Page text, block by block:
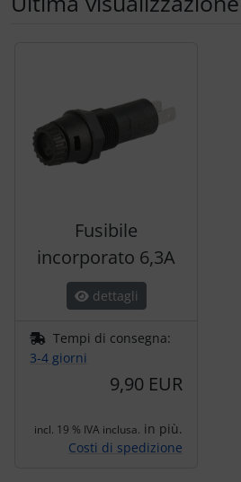
Fusibile
incorporato 6,3A
dettagli
Tempi di consegna:
3-4 giorni
9,90 EUR
incl. 19 % IVA inclusa. in più.
Costi di spedizione